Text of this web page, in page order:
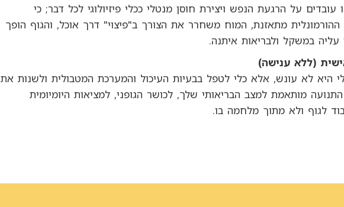
עובדים על הרגעת הנפש ויצירת חוסן מנטלי ככלי פיזיולוגי לכל דבר; כי
מתאזנת, המוח משחרר את הצורך ב"פיצוי" דרך אוכל, והגוף הופך
עליה במשקל ולבריאות איתנה.
היא לא עונש, אלא כלי לטפל בבעיות העיכול והמערכת המטבולית ולשנות את
מותאמת למצב הבריאותי שלך, לכושר הגופני, למציאות היומיומית
לגוף ולא מתוך מלחמה בו.